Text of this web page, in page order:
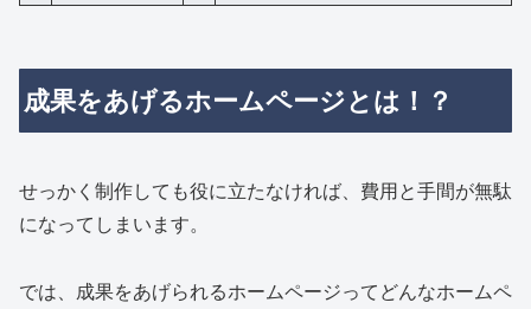
成果をあげるホームページとは！？
せっかく制作しても役に立たなければ、費用と手間が無駄
になってしまいます。
では、成果をあげられるホームページってどんなホームペ